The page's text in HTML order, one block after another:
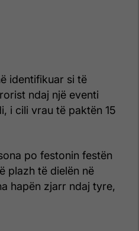
identifikuar si të
ndaj një eventi
i cili vrau të paktën 15
po festonin festën
plazh të dielën në
hapën zjarr ndaj tyre,